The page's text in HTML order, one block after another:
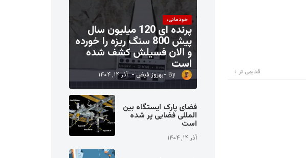
قدیمی تر
خودمانی،
پرنده ای 120 میلیون سال
پیش 800 سنگ ریزه را خورده
و الان فسیلش کشف شده
است
بهروز فیض آذر ۱۴, ۱۴۰۴
فضای پارک ایستگاه بین
المللی فضایی پر شده
است
آذر ۱۴, ۱۴۰۴